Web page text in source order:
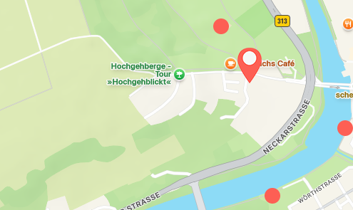
Impressum
Anmelden